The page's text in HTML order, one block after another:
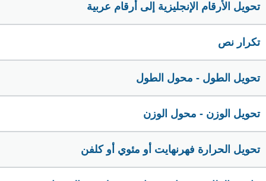
تحويل الأرقام الإنجليزية إلى أرقام عربية
تكرار نص
تحويل الطول - محول الطول
تحويل الوزن - محول الوزن
تحويل الحرارة فهرنهايت أو مئوي أو كلفن